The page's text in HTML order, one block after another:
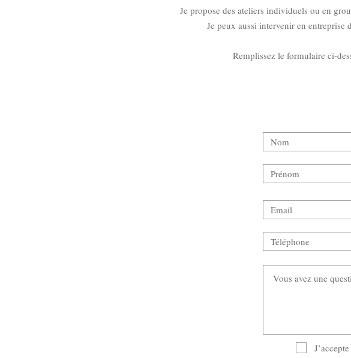
Je propose des ateliers individuels ou en
Je peux aussi intervenir en entreprise
Remplissez le formulaire ci-